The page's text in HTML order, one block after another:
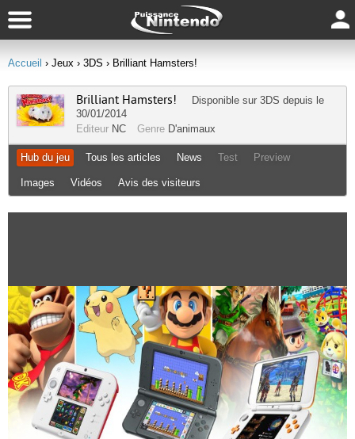
Accueil › Jeux › 3DS › Brilliant Hamsters!
Brilliant Hamsters! Disponible sur 3DS depuis le
30/01/2014
Editeur NC Genre D'animaux
Hub du jeu Tous les articles News Test Preview
Images Vidéos Avis des visiteurs